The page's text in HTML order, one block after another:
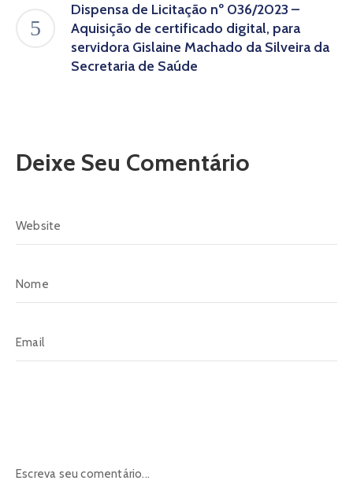
Dispensa de Licitação nº 036/2023 –
Aquisição de certificado digital, para
servidora Gislaine Machado da Silveira da
Secretaria de Saúde
Deixe Seu Comentário